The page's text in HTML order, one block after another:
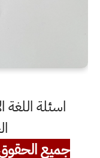
اسئلة
جميع